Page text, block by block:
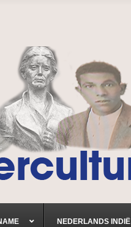
NEDERLANDS INDIË